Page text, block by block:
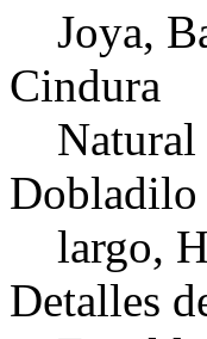
Joya,
Cindura
Natural
Dobladilo
largo,
Detalles